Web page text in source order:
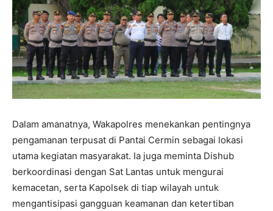
Dalam amanatnya, Wakapolres menekankan pentingnya
pengamanan terpusat di Pantai Cermin sebagai lokasi
utama kegiatan masyarakat. Ia juga meminta Dishub
berkoordinasi dengan Sat Lantas untuk mengurai
kemacetan, serta Kapolsek di tiap wilayah untuk
mengantisipasi gangguan keamanan dan ketertiban